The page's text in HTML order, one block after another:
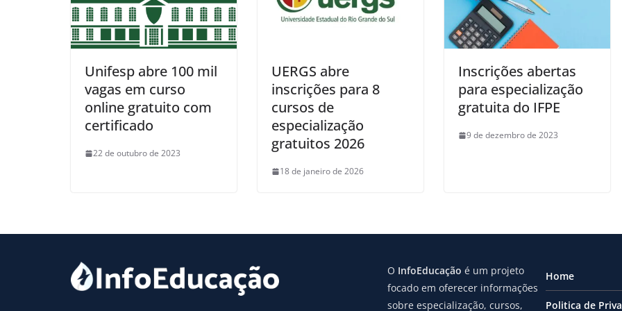
Unifesp abre 100 mil
vagas em curso
online gratuito com
certificado
22 de outubro de 2023
UERGS abre
inscrições para 8
cursos de
especialização
gratuitos 2026
18 de janeiro de 2026
Inscrições abertas
para especialização
gratuita do IFPE
9 de dezembro de 2023
O InfoEducação é um projeto
focado em oferecer informações
sobre especialização, cursos,
Home
Politica de